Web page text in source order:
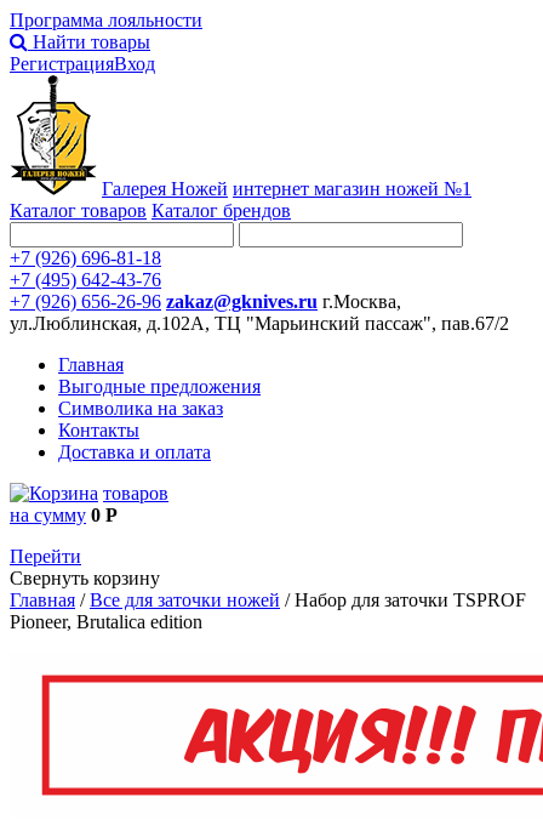
Программа лояльности
Найти товары
РегистрацияВход
Галерея Ножей интернет магазин ножей №1
Каталог товаров Каталог брендов
+7 (926) 696-81-18
+7 (495) 642-43-76
+7 (926) 656-26-96 zakaz@gknives.ru г.Москва,
ул.Люблинская, д.102А, ТЦ "Марьинский пассаж", пав.67/2
Главная
Выгодные предложения
Символика на заказ
Контакты
Доставка и оплата
товаров
на сумму 0 Р
Перейти
Свернуть корзину
Главная /Все для заточки ножей /Набор для заточки TSPROF
Pioneer, Brutalica edition